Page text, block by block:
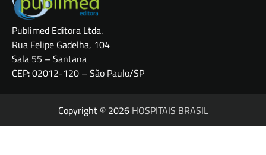
Publimed Editora Ltda.
Rua Felipe Gadelha, 104
Sala 55 – Santana
CEP: 02012-120 – São Paulo/SP
Copyright © 2026 HOSPITAIS BRASIL